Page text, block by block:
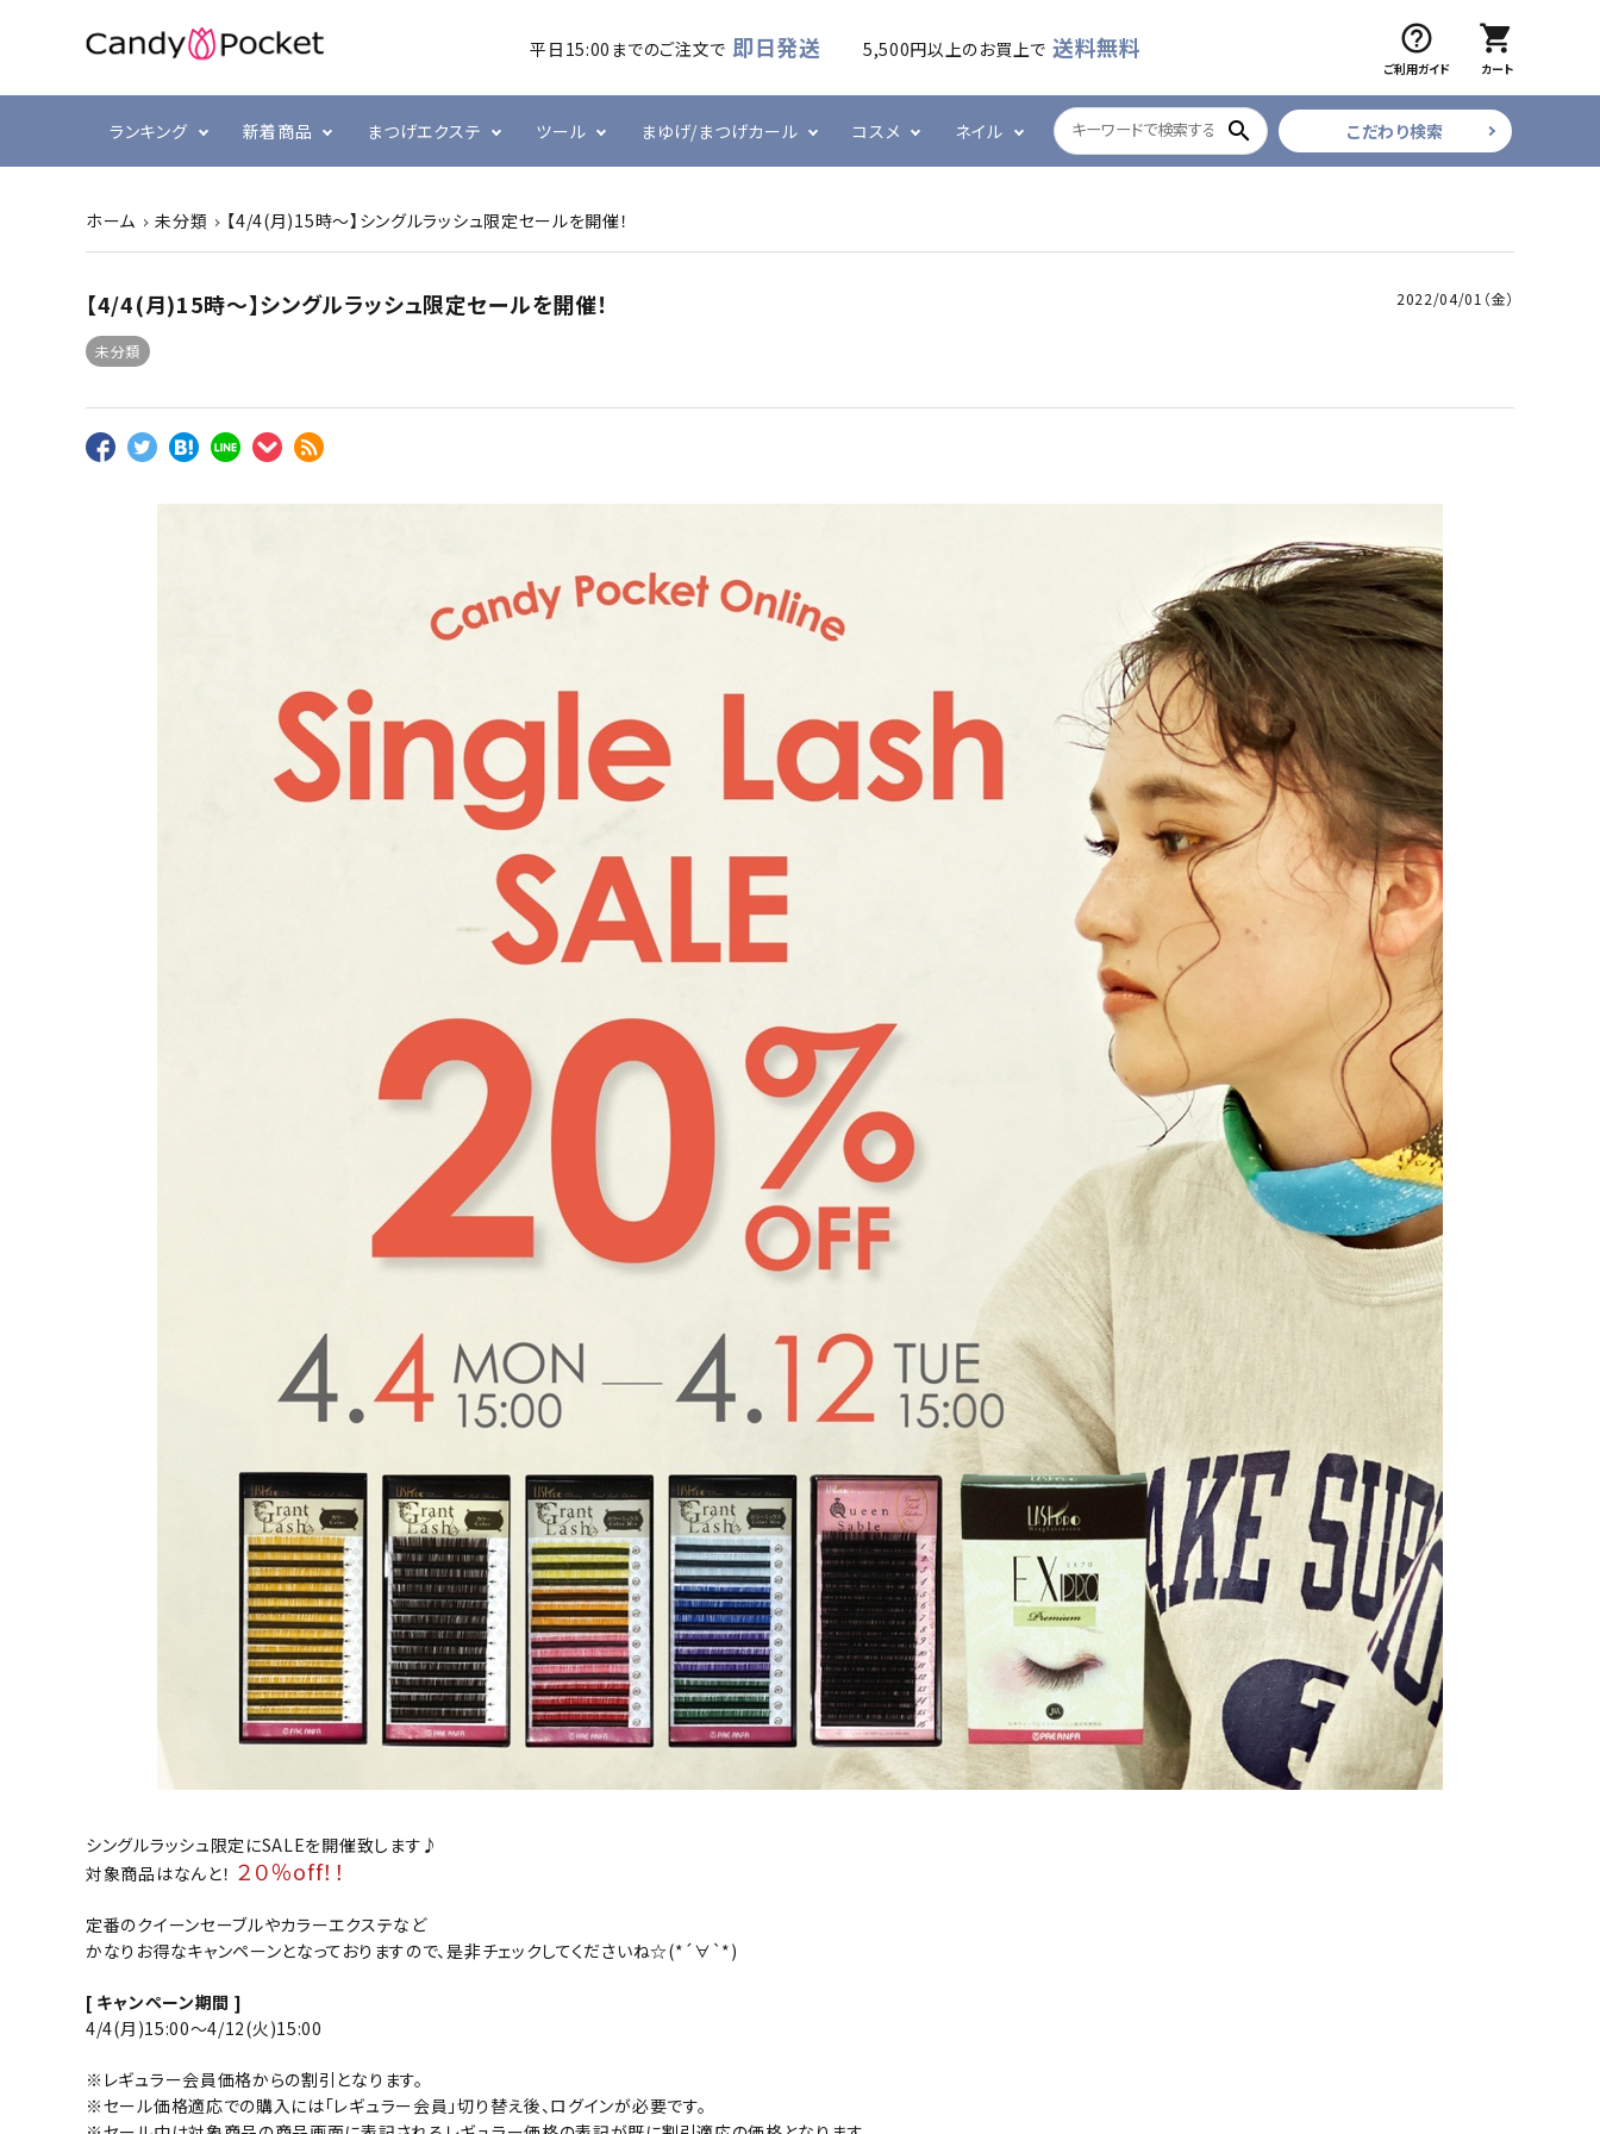
平日15:00までのご注文で 即日発送 5,500円以上のお買上で 送料無料 help_outline
ご利用ガイド
shopping_cart
カート
ランキング 新着商品 まつげエクステ
シングルラッシュ ボリュームラッシュ
ブラウン カラー
ツール
前処理・グルー強化剤 テープ・アイシート
衛生消毒関連 コーム・ブラシ・ブロワー
まゆげ/まつげカール
ラヴァンクール・まゆげ まつげカール
コスメ
まつ毛 スキンケア・メイク
ネイル
プリジェル ミューズシリーズ
プリアンファ ジェルネイル技能検定
search こだわり検索
ホーム 未分類 【4/4(月)15時～】シングルラッシュ限定セールを開催！
【4/4(月)15時～】シングルラッシュ限定セールを開催！ 2022/04/01（金）
未分類
シングルラッシュ限定にSALEを開催致します♪
対象商品はなんと！ ２０％off！！
定番のクイーンセーブルやカラーエクステなど
かなりお得なキャンペーンとなっておりますので、是非チェックしてくださいね☆(*´∀`*)
[ キャンペーン期間 ]
4/4(月)15:00～4/12(火)15:00
※レギュラー会員価格からの割引となります。
※セール価格適応での購入には「レギュラー会員」切り替え後、ログインが必要です。